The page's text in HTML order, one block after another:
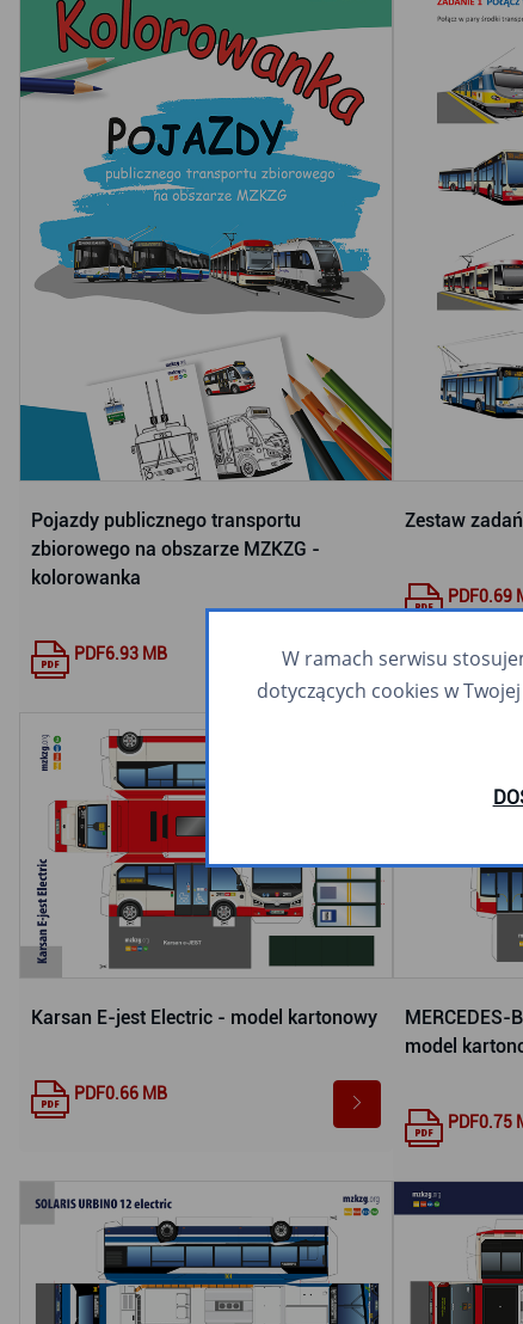
Pojazdy publicznego transportu
zbiorowego na obszarze MZKZG -
kolorowanka
PDF6.93 MB
Zestaw
PDF0.69
Karsan E-jest Electric - model kartonowy
PDF0.66 MB
MERCEDES-
model
PDF0.75
W ramach serwisu
dotyczących cookies w